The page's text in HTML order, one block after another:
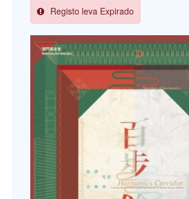
Registo leva Expirado